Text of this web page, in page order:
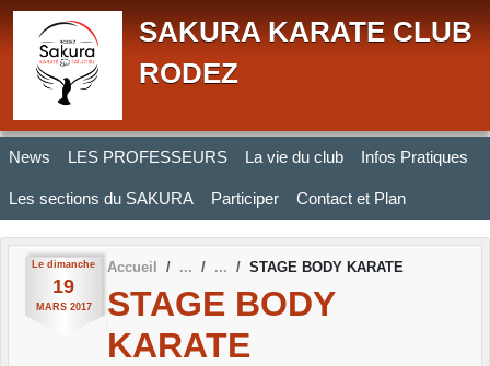
SAKURA KARATE CLUB
RODEZ
News LES PROFESSEURS La vie du club Infos Pratiques
Les sections du SAKURA Participer Contact et Plan
Le dimanche
19
MARS 2017
Accueil STAGE BODY KARATE
STAGE BODY
KARATE
Panneau de gestion des cookies